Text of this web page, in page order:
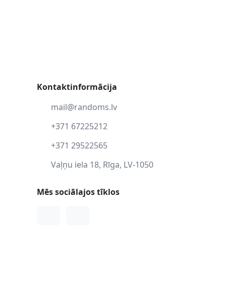
Kontaktinformācija
mail@randoms.lv
+371 67225212
+371 29522565
Vaļņu iela 18, Rīga, LV-1050
Mēs sociālajos tīklos